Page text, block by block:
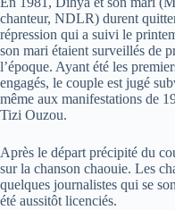
chanteur, NDLR) durent
répression qui a suivi le
son mari étaient surveillés de
l’époque. Ayant été les
engagés, le couple est jugé
même aux manifestations de
Tizi Ouzou.
Après le départ précipité du
sur la chanson chaouie. Les
quelques journalistes qui se
été aussitôt licenciés.